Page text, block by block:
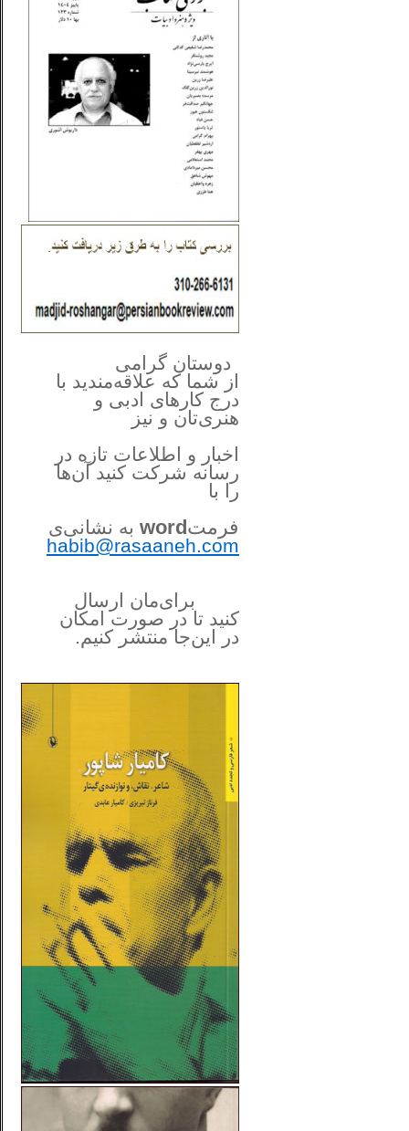
دوستان گرامی
از شما که علاقه‌مندید با
درج کارهای‌ ادبی و
هنری‌تان و نیز
اخبار و اطلاعات تازه در
رسانه شرکت کنید آن‌ها
را با
فرمتword به نشانی‌ی
habib@rasaaneh.com
برای‌مان ارسال
کنید تا در صورت امکان
در این‌جامنتشر کنیم.